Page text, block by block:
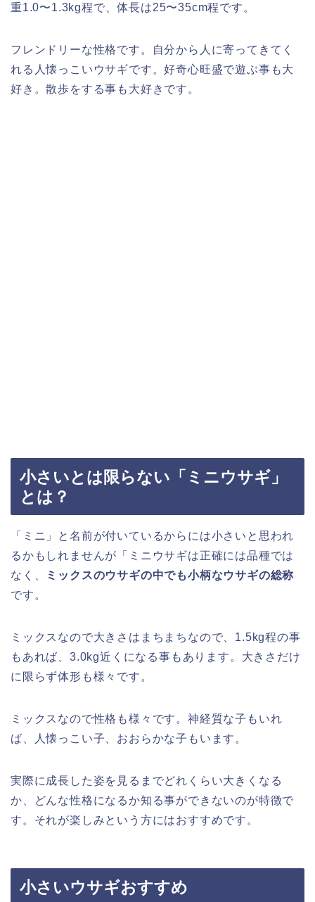
れる人懐っこいウサギです。好奇心旺盛で遊ぶ事も大
好き。散歩をする事も大好きです。
とは？
るかもしれませんが「ミニウサギは正確には品種では
なく、
ミックスのウサギの中でも小柄なウサギの総称
です。
もあれば、3.0kg近くになる事もあります。大きさだけ
に限らず体形も様々です。
ば、人懐っこい子、おおらかな子もいます。
か、どんな性格になるか知る事ができないのが特徴で
す。それが楽しみという方にはおすすめです。